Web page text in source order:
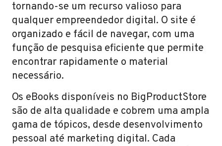
tornando-se um recurso valioso para
qualquer empreendedor digital. O site é
organizado e fácil de navegar, com uma
função de pesquisa eficiente que permite
encontrar rapidamente o material
necessário.
Os eBooks disponíveis no BigProductStore
são de alta qualidade e cobrem uma ampla
gama de tópicos, desde desenvolvimento
pessoal até marketing digital. Cada